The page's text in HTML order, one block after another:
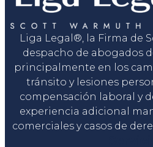
Liga Legal®, la Firma de
despacho de abogados
principalmente en los
tránsito y lesiones
compensación laboral y
experiencia adicional
comerciales y casos de